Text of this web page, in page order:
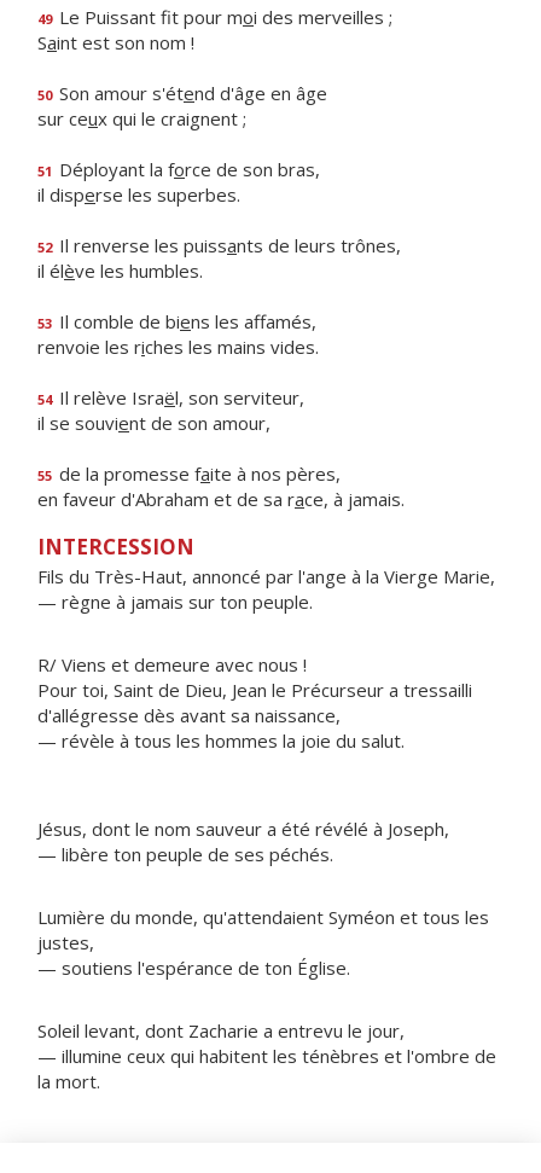
49 Le Puissant fit pour moi des merveilles ;
Saint est son nom !
50 Son amour s'étend d'âge en âge
sur ceux qui le craignent ;
51 Déployant la force de son bras,
il disperse les superbes.
52 Il renverse les puissants de leurs trônes,
il élève les humbles.
53 Il comble de biens les affamés,
renvoie les riches les mains vides.
54 Il relève Israël, son serviteur,
il se souvient de son amour,
55 de la promesse faite à nos pères,
en faveur d'Abraham et de sa race, à jamais.
INTERCESSION
Fils du Très-Haut, annoncé par l'ange à la Vierge Marie,
— règne à jamais sur ton peuple.
R/ Viens et demeure avec nous !
Pour toi, Saint de Dieu, Jean le Précurseur a tressailli
d'allégresse dès avant sa naissance,
— révèle à tous les hommes la joie du salut.
Jésus, dont le nom sauveur a été révélé à Joseph,
— libère ton peuple de ses péchés.
Lumière du monde, qu'attendaient Syméon et tous les
justes,
— soutiens l'espérance de ton Église.
Soleil levant, dont Zacharie a entrevu le jour,
— illumine ceux qui habitent les ténèbres et l'ombre de
la mort.